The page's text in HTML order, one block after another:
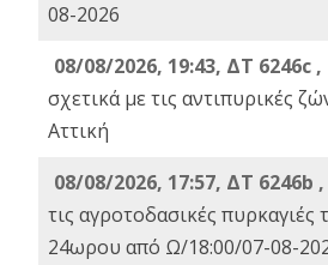
08-2026
08/08/2026, 19:43, ΔT 6246c ,
σχετικά με τις αντιπυρικές
Αττική
08/08/2026, 17:57, ΔΤ 6246b ,
τις αγροτοδασικές πυρκαγιές
24ωρου από Ω/18:00/07-08-